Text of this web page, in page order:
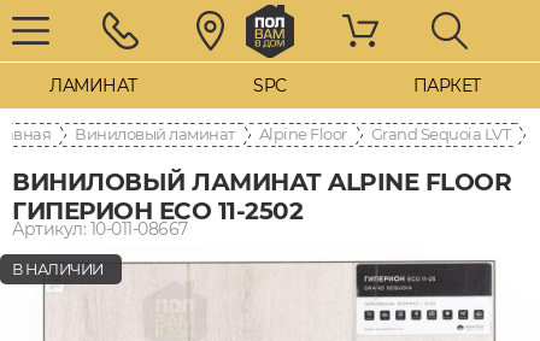
ЛАМИНАТ SPC ПАРКЕТ
Виниловый ламинат Alpine Floor Grand Sequoia LVT
ВИНИЛОВЫЙ ЛАМИНАТ ALPINE FLOOR
ГИПЕРИОН ECO 11-2502
Артикул: 10-011-08667
В НАЛИЧИИ